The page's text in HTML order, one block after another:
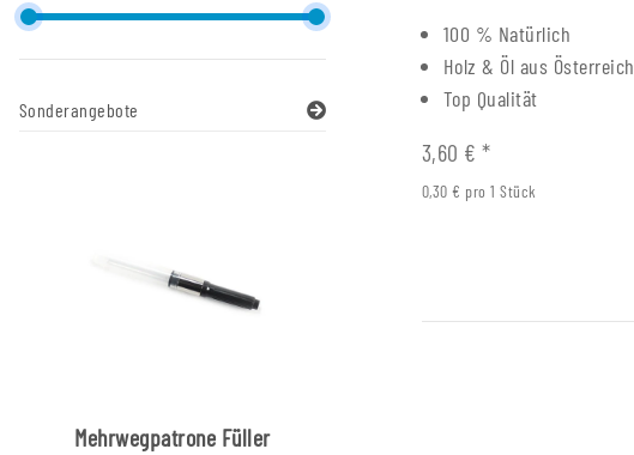
100 % Natürlich
Holz & Öl aus Österreich
Top Qualität
3,60 €*
0,30 € pro 1 Stück
Sonderangebote
Mehrwegpatrone Füller